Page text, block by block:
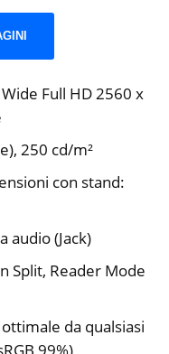
Full HD 2560 x
250 cd/m²
con stand:
audio (Jack)
Split, Reader Mode
da qualsiasi